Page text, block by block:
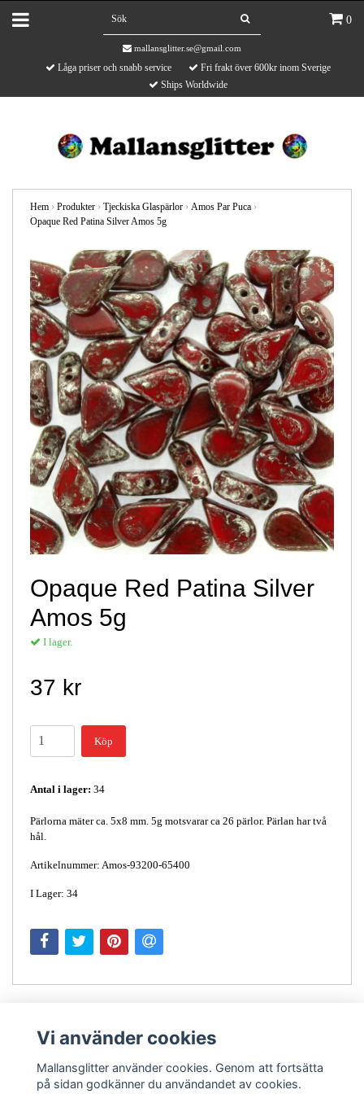
0
mallansglitter.se@gmail.com
Låga priser och snabb service
Fri frakt över 600kr inom Sverige
Ships Worldwide
Hem › Produkter › Tjeckiska Glaspärlor › Amos Par Puca ›
Opaque Red Patina Silver Amos 5g
Opaque Red Patina Silver
Amos 5g
I lager.
37 kr
Köp
Antal i lager: 34
Pärlorna mäter ca. 5x8 mm. 5g motsvarar ca 26 pärlor. Pärlan har två
hål.
Artikelnummer: Amos-93200-65400
I Lager: 34
Vi använder cookies
Mallansglitter använder cookies. Genom att fortsätta
på sidan godkänner du användandet av cookies.